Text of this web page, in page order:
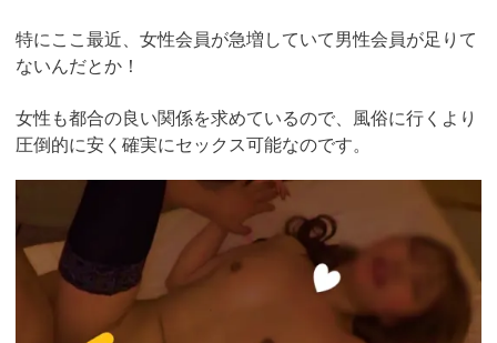
特にここ最近、女性会員が急増していて男性会員が足りて
ないんだとか！
女性も都合の良い関係を求めているので、風俗に行くより
圧倒的に安く確実にセックス可能なのです。
https://pcmax.jp/lp/?
ad_id=rm327007